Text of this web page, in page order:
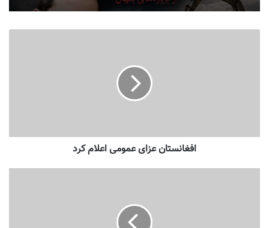
افغانستان عزای عمومی اعلام کرد